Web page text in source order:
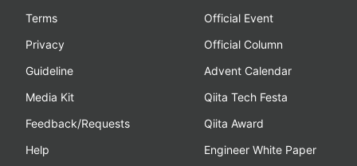
Terms
Privacy
Guideline
Media Kit
Feedback/Requests
Help
Official Event
Official Column
Advent Calendar
Qiita Tech Festa
Qiita Award
Engineer White Paper